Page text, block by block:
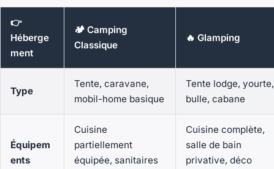
👉
Héberge
ment
🏕️ Camping
Classique
🔥 Glamping
Type
Tente, caravane,
mobil-home basique
Tente lodge, yourte,
bulle, cabane
Équipem
ents
Cuisine
partiellement
équipée, sanitaires
Cuisine complète,
salle de bain
privative, déco